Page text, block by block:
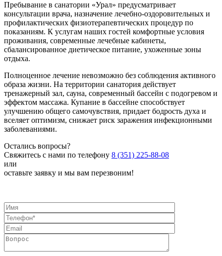
Пребывание в санатории «Урал» предусматривает
консультации врача, назначение лечебно-оздоровительных и
профилактических физиотерапевтических процедур по
показаниям. К услугам наших гостей комфортные условия
проживания, современные лечебные кабинеты,
сбалансированное диетическое питание, ухоженные зоны
отдыха.
Полноценное лечение невозможно без соблюдения активного
образа жизни. На территории санатория действует
тренажерный зал, сауна, современный бассейн с подогревом и
эффектом массажа. Купание в бассейне способствует
улучшению общего самочувствия, придает бодрость духа и
вселяет оптимизм, снижает риск заражения инфекционными
заболеваниями.
Остались вопросы?
Свяжитесь с нами по телефону 8 (351) 225-88-08
или
оставьте заявку и мы вам перезвоним!